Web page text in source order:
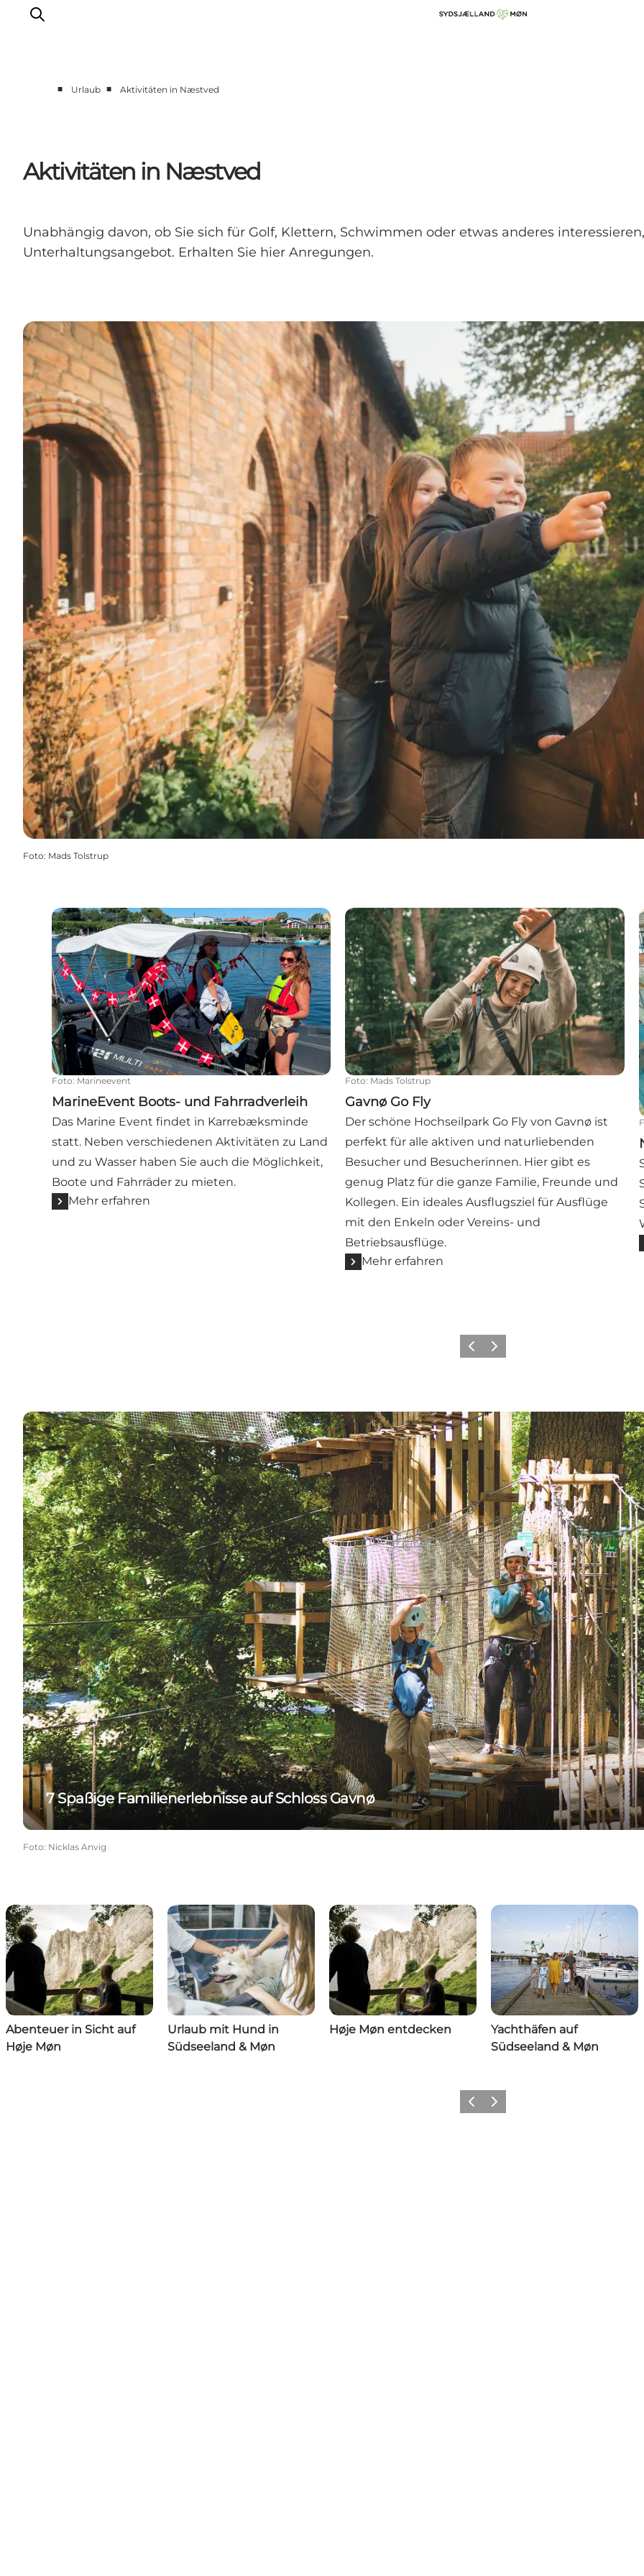
Events
Essen
Reise planen
■ Urlaub ■ Aktivitäten in Næstved
Aktivitäten in Næstved
Unabhängig davon, ob Sie sich für Golf, Klettern, Schwimmen oder etwas anderes
Unterhaltungsangebot. Erhalten Sie hier Anregungen.
Foto: Mads Tolstrup
MarineEvent Boots- und Fahrradverleih
Foto: Marineevent
MarineEvent Boots- und Fahrradverleih
Das Marine Event findet in Karrebæksminde
statt. Neben verschiedenen Aktivitäten zu Land
und zu Wasser haben Sie auch die Möglichkeit,
Boote und Fahrräder zu mieten.
Mehr erfahren
Gavnø Go Fly
Foto: Mads Tolstrup
Gavnø Go Fly
Der schöne Hochseilpark Go Fly von Gavnø ist
perfekt für alle aktiven und naturliebenden
Besucher und Besucherinnen. Hier gibt es
genug Platz für die ganze Familie, Freunde und
Kollegen. Ein ideales Ausflugsziel für Ausflüge
mit den Enkeln oder Vereins- und
Betriebsausflüge.
Mehr erfahren
ZurückWeiter
7 Spaßige Familienerlebnisse auf Schloss Gavnø
7 Spaßige Familienerlebnisse auf Schloss Gavnø
Foto: Nicklas Anvig
Abenteuer in Sicht auf
Høje Møn
Urlaub mit Hund in
Südseeland & Møn
Høje Møn entdecken
Yachthäfen auf
Südseeland & Møn
ZurückWeiter